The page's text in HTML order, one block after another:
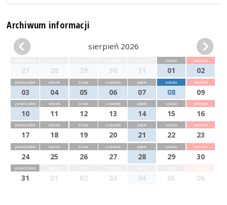
Archiwum informacji
sierpień 2026
27 28 29 30 31
sobota
01
niedziela
02
poniedziałek
03
wtorek
04
środa
05
czwartek
06
piątek
07
sobota
08
niedziela
09
poniedziałek
10
wtorek
11
środa
12
czwartek
13
piątek
14
sobota
15
niedziela
16
poniedziałek
17
wtorek
18
środa
19
czwartek
20
piątek
21
sobota
22
niedziela
23
poniedziałek
24
wtorek
25
środa
26
czwartek
27
piątek
28
sobota
29
niedziela
30
poniedziałek
31 01 02 03 04 05 06